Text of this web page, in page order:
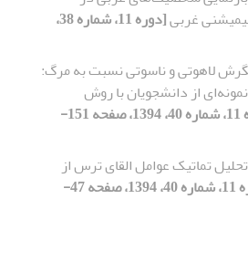
غربى
[دوره 11، شماره 38،
لاهوتی و ناسوتی نسبت به مرگ:
از دانشجویان با روش
[دوره 11، شماره 40، 1394، صفحه 151-
تحلیل تماتیک عوامل القای ‌ترس از
[دوره 11، شماره 40، 1394، صفحه 47-